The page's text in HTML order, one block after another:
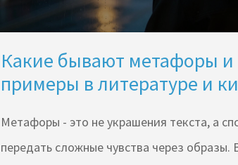
Какие бывают метафоры и
примеры в литературе и
Метафоры - это не украшения текста, а
передать сложные чувства через образы.